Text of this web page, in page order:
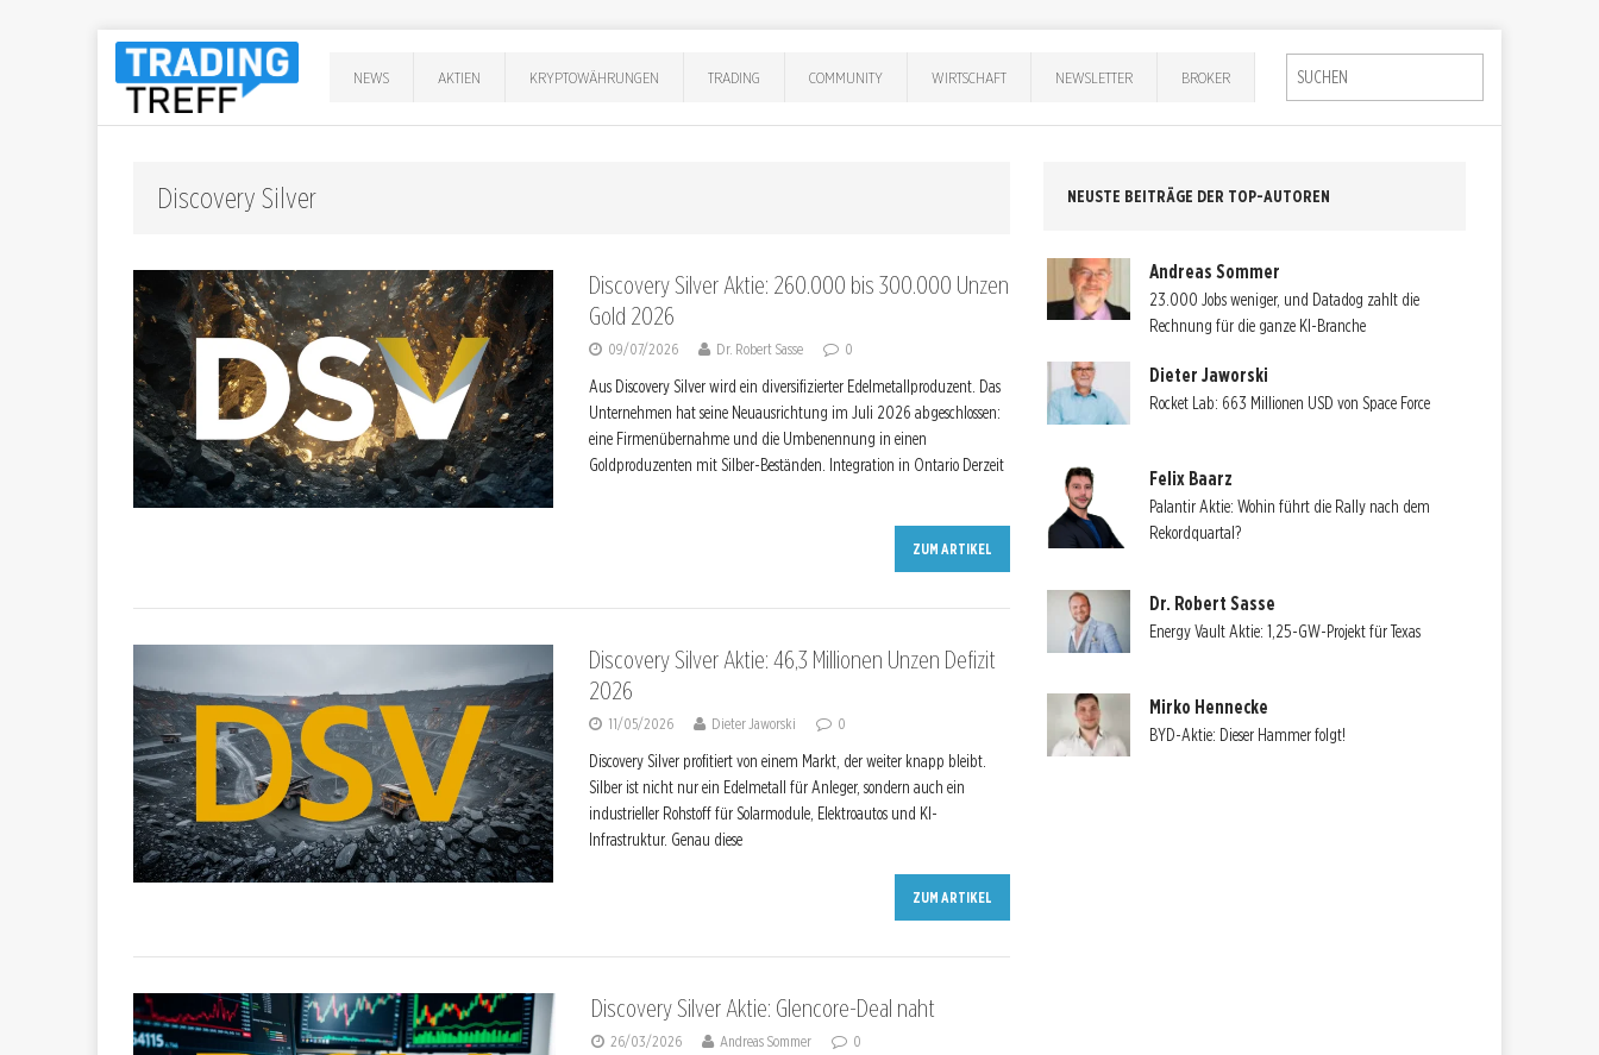
NEWS AKTIEN KRYPTOWÄHRUNGEN TRADING COMMUNITY WIRTSCHAFT NEWSLETTER BROKER
Discovery Silver
Discovery Silver Aktie: 260.000 bis 300.000 Unzen
Gold 2026
09/07/2026 Dr. Robert Sasse 0
Aus Discovery Silver wird ein diversifizierter Edelmetallproduzent. Das
Unternehmen hat seine Neuausrichtung im Juli 2026 abgeschlossen:
eine Firmenübernahme und die Umbenennung in einen
Goldproduzenten mit Silber-Beständen. Integration in Ontario Derzeit
ZUM ARTIKEL
Discovery Silver Aktie: 46,3 Millionen Unzen Defizit
2026
11/05/2026 Dieter Jaworski 0
Discovery Silver profitiert von einem Markt, der weiter knapp bleibt.
Silber ist nicht nur ein Edelmetall für Anleger, sondern auch ein
industrieller Rohstoff für Solarmodule, Elektroautos und KI-
Infrastruktur. Genau diese
ZUM ARTIKEL
Discovery Silver Aktie: Glencore-Deal naht
26/03/2026 Andreas Sommer 0
NEUSTE BEITRÄGE DER TOP-AUTOREN
Andreas Sommer
23.000 Jobs weniger, und Datadog zahlt die
Rechnung für die ganze KI-Branche
Dieter Jaworski
Rocket Lab: 663 Millionen USD von Space Force
Felix Baarz
Palantir Aktie: Wohin führt die Rally nach dem
Rekordquartal?
Dr. Robert Sasse
Energy Vault Aktie: 1,25-GW-Projekt für Texas
Mirko Hennecke
BYD-Aktie: Dieser Hammer folgt!